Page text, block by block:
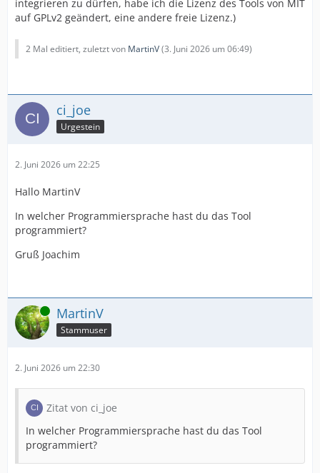
integrieren zu dürfen, habe ich die Lizenz des Tools von MIT
auf GPLv2 geändert, eine andere freie Lizenz.)
2 Mal editiert, zuletzt von MartinV(3. Juni 2026 um 06:49)
ci_joe
Urgestein
2. Juni 2026 um 22:25
Hallo MartinV
In welcher Programmiersprache hast du das Tool
programmiert?
Gruß Joachim
Online MartinV
Stammuser
2. Juni 2026 um 22:30
Zitat von ci_joe
In welcher Programmiersprache hast du das Tool
programmiert?